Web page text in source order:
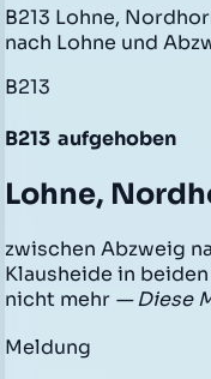
B213 Lohne,
nach Lohne und
B213
B213 aufgehoben
Lohne,
zwischen Abzweig
Klausheide in
nicht mehr — Diese
Meldung